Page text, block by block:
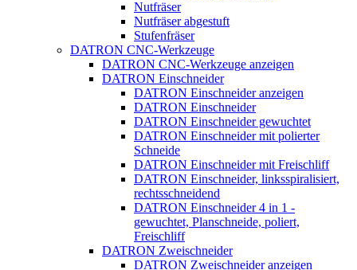
Nutfräser
Nutfräser abgestuft
Stufenfräser
DATRON CNC-Werkzeuge
DATRON CNC-Werkzeuge anzeigen
DATRON Einschneider
DATRON Einschneider anzeigen
DATRON Einschneider
DATRON Einschneider gewuchtet
DATRON Einschneider mit polierter
Schneide
DATRON Einschneider mit Freischliff
DATRON Einschneider, linksspiralisiert,
rechtsschneidend
DATRON Einschneider 4 in 1 -
gewuchtet, Planschneide, poliert,
Freischliff
DATRON Zweischneider
DATRON Zweischneider anzeigen